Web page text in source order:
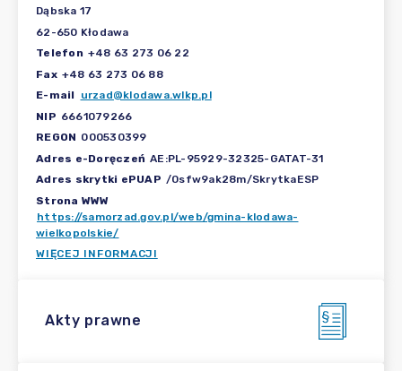
Dąbska 17
62-650 Kłodawa
Telefon +48 63 273 06 22
Fax +48 63 273 06 88
E-mail
urzad@klodawa.wlkp.pl
NIP 6661079266
REGON 000530399
Adres e-Doręczeń AE:PL-95929-32325-GATAT-31
Adres skrytki ePUAP /0sfw9ak28m/SkrytkaESP
Strona WWW
https://samorzad.gov.pl/web/gmina-klodawa-
wielkopolskie/
WIĘCEJ INFORMACJI
Akty prawne